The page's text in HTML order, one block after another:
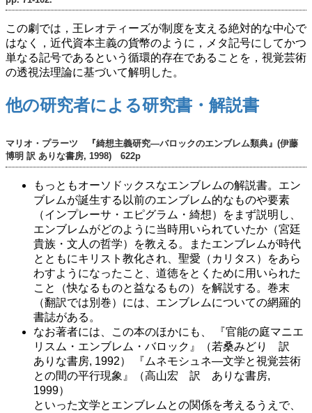
この劇では，王レオティーズが制度を支える絶対的な中心で
はなく，近代資本主義の貨幣のように，メタ記号にしてかつ
単なる記号であるという循環的存在であることを，視覚芸術
の透視法理論に基づいて解明した。
他の研究者による研究書・解説書
マリオ・プラーツ 『綺想主義研究―バロックのエンブレム類典』(伊藤
博明 訳 ありな書房, 1998) 622p
もっともオーソドックスなエンブレムの解説書。エン
ブレムが誕生する以前のエンブレム的なものや要素
（インプレーサ・エピグラム・綺想）をまず説明し、
エンブレムがどのように当時用いられていたか（宮廷
貴族・文人の哲学）を教える。またエンブレムが時代
とともにキリスト教化され、聖愛（カリタス）をあら
わすようになったこと、道徳をとくために用いられた
こと（快なるものと益なるもの）を解説する。巻末
（翻訳では別巻）には、エンブレムについての網羅的
書誌がある。
なお著者には、この本のほかにも、 『官能の庭マニエ
リスム・エンブレム・バロック』（若桑みどり 訳
ありな書房, 1992） 『ムネモシュネ―文学と視覚芸術
との間の平行現象』（高山宏 訳 ありな書房,
1999）
といった文学とエンブレムとの関係を考えるうえで、